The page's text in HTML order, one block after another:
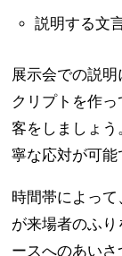
説明する文
展示会での説
クリプトを作
客をしましょ
寧な応対が可能
時間帯によっ
が来場者のふ
ースへのあいさ